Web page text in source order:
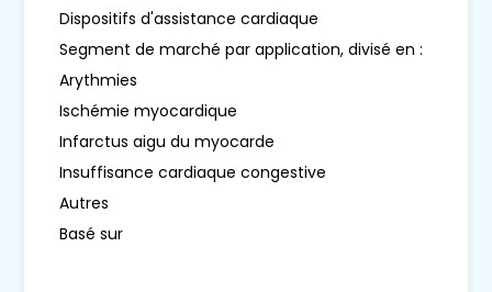
Dispositifs d'assistance cardiaque
Segment de marché par application, divisé en :
Arythmies
Ischémie myocardique
Infarctus aigu du myocarde
Insuffisance cardiaque congestive
Autres
Basé sur